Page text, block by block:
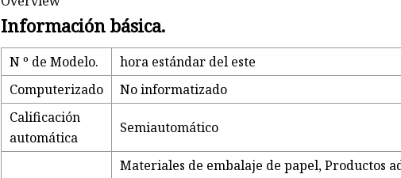
Información básica.
N º de Modelo.
hora estándar del este
Computerizado
No informatizado
Calificación
automática
Semiautomático
Materiales de embalaje de papel, Productos